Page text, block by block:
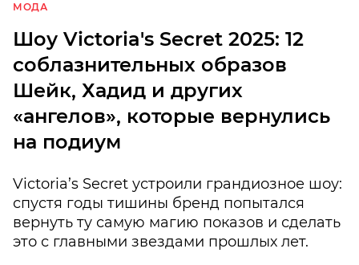
МОДА
Шоу Victoria's Secret 2025: 12
соблазнительных образов
Шейк, Хадид и других
«ангелов», которые вернулись
на подиум
Victoria’s Secret устроили грандиозное шоу:
спустя годы тишины бренд попытался
вернуть ту самую магию показов и сделать
это с главными звездами прошлых лет.